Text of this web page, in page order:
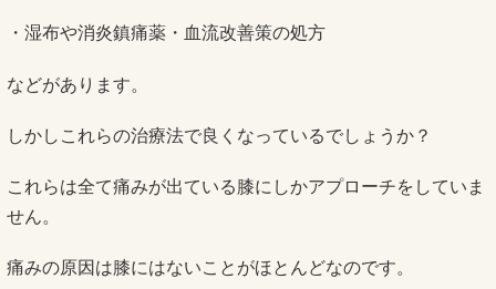
・湿布や消炎鎮痛薬・血流改善策の処方
などがあります。
しかしこれらの治療法で良くなっているでしょうか？
これらは全て痛みが出ている膝にしかアプローチをしていま
せん。
痛みの原因は膝にはないことがほとんどなのです。